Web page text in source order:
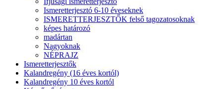
Ismeretterjesztó 6-10 éveseknek
ISMERETTERJESZTŐK felső tagozatosoknak
képes határozó
madártan
Nagyoknak
NÉPRAJZ
Ismeretterjesztők
Kalandregény (16 éves kortól)
Kalandregény 10 éves kortól